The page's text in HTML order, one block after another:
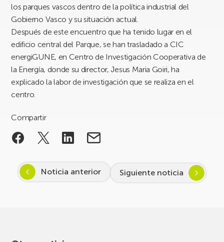
los parques vascos dentro de la política industrial del
Gobierno Vasco y su situación actual.
Después de este encuentro que ha tenido lugar en el
edificio central del Parque, se han trasladado a CIC
energiGUNE, en Centro de Investigación Cooperativa de
la Energía, donde su director, Jesus Maria Goiri, ha
explicado la labor de investigación que se realiza en el
centro.
Compartir
Noticia anterior Siguiente noticia